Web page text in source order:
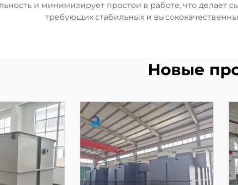
и минимизирует простои в работе, что делает
требующих стабильных и
Новые